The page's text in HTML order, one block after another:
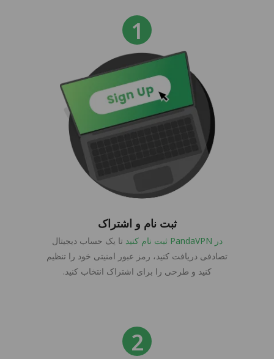
ثبت نام و اشتراک
در PandaVPN ثبت نام کنید
تا یک حساب دیجیتال
تصادفی دریافت کنید، رمز عبور امنیتی خود را تنظیم
کنید و طرحی را برای اشتراک انتخاب کنید.